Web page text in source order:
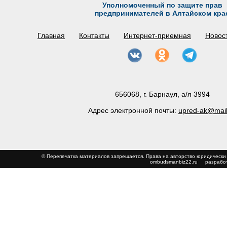
Уполномоченный по защите прав
предпринимателей в Алтайском
Главная Контакты Интернет-приемная
656068, г. Барнаул, а/я 3994
Адрес электронной почты: upred-
© Перепечатка материалов запрещается. Права на авторство
ombudsmanbiz22.ru